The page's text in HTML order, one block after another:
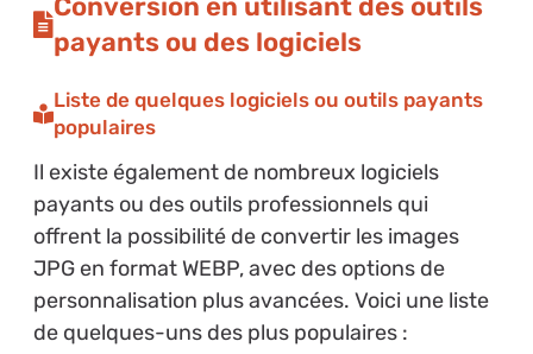
payants ou des logiciels
Liste de quelques logiciels ou outils payants
populaires
Il existe également de nombreux logiciels
payants ou des outils professionnels qui
offrent la possibilité de convertir les images
JPG en format WEBP, avec des options de
personnalisation plus avancées. Voici une liste
de quelques-uns des plus populaires :